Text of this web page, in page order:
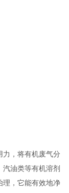
力，将有机废气分
油类等有机溶剂
理，它能有效地净